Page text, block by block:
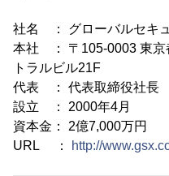
社名 ： グローバルセキ
本社 ： 〒105-0003 東京
トラルビル21F
代表 ： 代表取締役社長
設立 ： 2000年4月
資本金： 2億7,000万円
URL ：
http://